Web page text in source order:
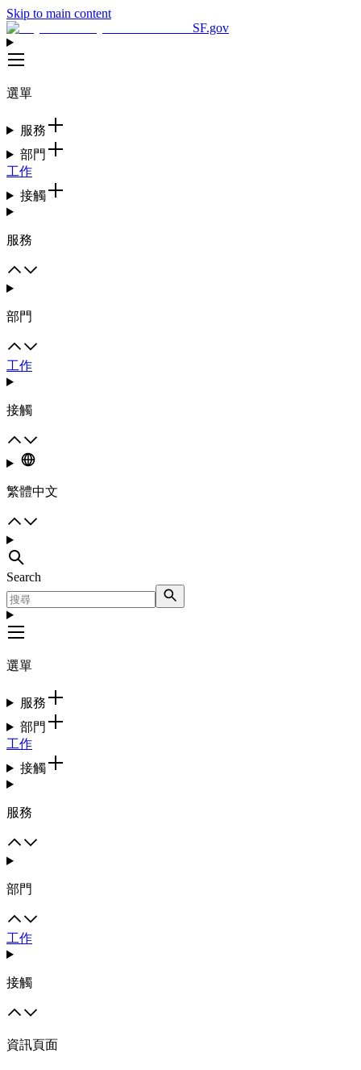
Skip to main content
SF.gov
選單
服務
部門
工作
接觸
服務
部門
工作
接觸
繁體中文
Search
選單
服務
部門
工作
接觸
服務
部門
工作
接觸
資訊頁面